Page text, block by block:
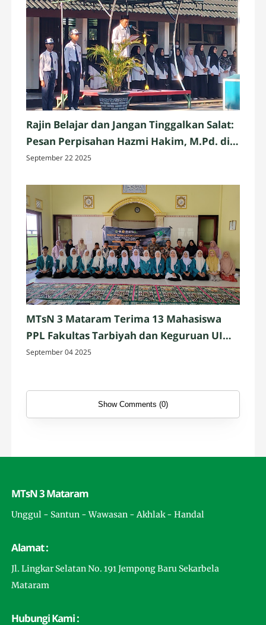
Rajin Belajar dan Jangan Tinggalkan Salat:
Pesan Perpisahan Hazmi Hakim, M.Pd. di
MTsN 3 Mataram
September 22 2025
MTsN 3 Mataram Terima 13 Mahasiswa
PPL Fakultas Tarbiyah dan Keguruan UIN
Mataram
September 04 2025
Show Comments (0)
MTsN 3 Mataram
Unggul - Santun - Wawasan - Akhlak - Handal
Alamat :
Jl. Lingkar Selatan No. 191 Jempong Baru Sekarbela
Mataram
Hubungi Kami :